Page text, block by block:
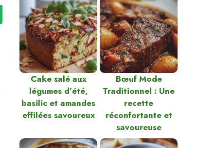
Cake salé aux
légumes d’été,
basilic et amandes
effilées savoureux
Bœuf Mode
Traditionnel : Une
recette
réconfortante et
savoureuse